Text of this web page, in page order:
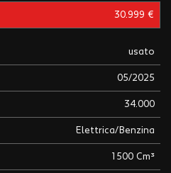
30.999 €
usato
05/2025
34.000
Elettrica/Benzina
1500 Cm³